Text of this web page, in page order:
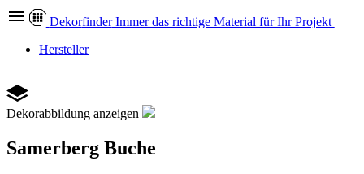
Dekorfinder Immer das richtige Material für Ihr Projekt
Hersteller
Dekorabbildung anzeigen
Samerberg Buche